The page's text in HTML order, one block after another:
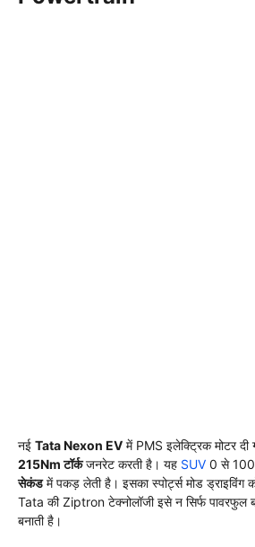
नई Tata Nexon EV में PMS इलेक्ट्रिक मोटर दी
215Nm टॉर्कजनरेट करती है। यह SUV 0 से 100
सेकंडमें पकड़ लेती है। इसका स्पोर्ट्स मोड ड्राइविंग
Tata की Ziptron टेक्नोलॉजी इसे न सिर्फ पावरफुल
बनाती है।